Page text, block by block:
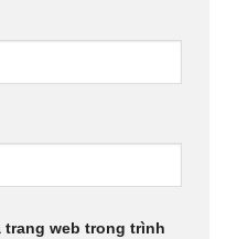
trang web trong trình